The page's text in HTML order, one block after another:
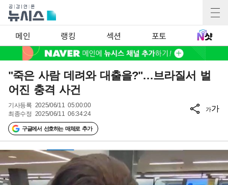
메인 랭킹 섹션 포토
"죽은 사람 데려와 대출을?"…브라질서 벌
어진 충격 사건
기사등록 2025/06/11 05:00:00
최종수정 2025/06/11 06:34:24
구글에서 선호하는 매체로 추가
가가